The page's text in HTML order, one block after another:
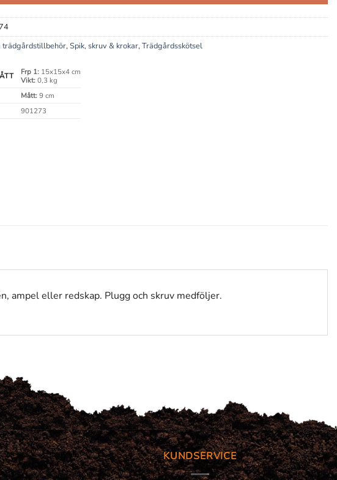
trädgårdstillbehör,Spik, skruv & krokar,Trädgårdsskötsel
Frp 1:15x15x4 cm
Vikt:0,3 kg
Mått:9 cm
901273
ampel eller redskap. Plugg och skruv medföljer.
KUNDSERVICE